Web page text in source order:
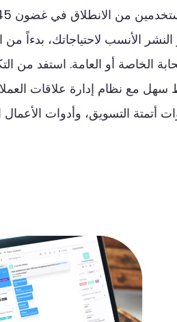
من الانطلاق في غضون
النشر الأنسب لاحتياجاتك، بدءاً من
الخاصة أو العامة. استفد من
سهل مع نظام إدارة علاقات
أتمتة التسويق، وأدوات الأعمال